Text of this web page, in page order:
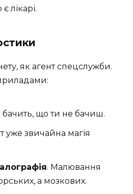
лікарі.
як агент спецслужби.
приладами:
що ти не бачиш.
уже звичайна магія
. Малювання
а мозкових.